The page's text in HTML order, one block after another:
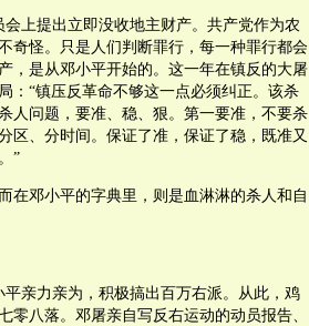
上提出立即没收地主财产。共产党作为农
奇怪。只是人们判断罪行，每一种罪行都会
，是从邓小平开始的。这一年在镇反的大屠
：“镇压反革命不够这一点必须纠正。该杀
人问题，要准、稳、狠。第一要准，不要杀
区、分时间。保证了准，保证了稳，既准又
”
在邓小平的字典里，则是血淋淋的杀人和自
亲力亲为，积极搞出百万右派。从此，鸡
八落。邓屠亲自写反右运动的动员报告、